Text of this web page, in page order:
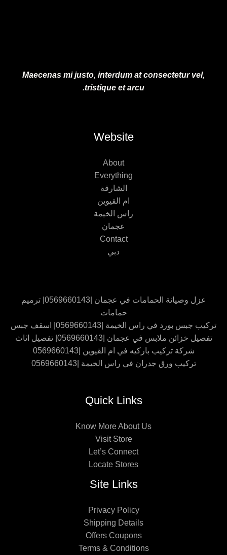
Maecenas mi justo, interdum at consectetur vel,
tristique et arcu.
Website
About
Everything
الشارقة
ام القيوين
راس الخيمة
عجمان
Contact
دبي
عزل وصيانة الحمامات في عجمان |0569660143| ترميم
حمامات
تركيب جبس بورد في راس الخيمة |0569660143| اسقف جبس
تفصيل خزائن ملابس في عجمان |0569660143| تفصيل اثاث
شركة تركيب باركيه في ام القيوين |0569660143
تركيب ورق جدران في راس الخيمة |0569660143
Quick Links
Know More About Us
Visit Store
Let’s Connect
Locate Stores
Site Links
Privacy Policy
Shipping Details
Offers Coupons
Terms & Conditions